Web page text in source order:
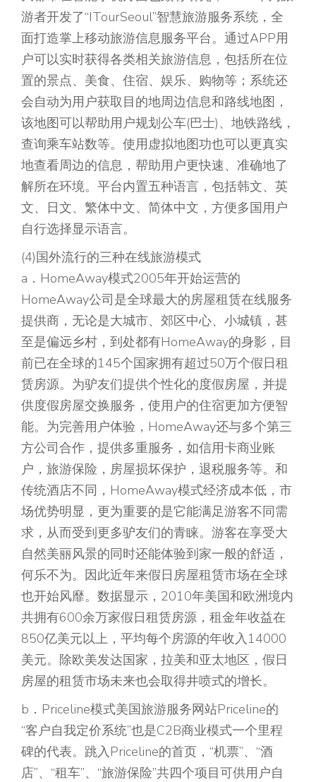
游者开发了“ITourSeoul”智慧旅游服务系统，全
面打造掌上移动旅游信息服务平台。通过APP用
户可以实时获得各类相关旅游信息，包括所在位
置的景点、美食、住宿、娱乐、购物等；系统还
会自动为用户获取目的地周边信息和路线地图，
该地图可以帮助用户规划公车(巴士)、地铁路线，
查询乘车站数等。使用虚拟地图功也可以更真实
地查看周边的信息，帮助用户更快速、准确地了
解所在环境。平台内置五种语言，包括韩文、英
文、日文、繁体中文、简体中文，方便多国用户
自行选择显示语言。
(4)国外流行的三种在线旅游模式
a．HomeAway模式2005年开始运营的
HomeAway公司是全球最大的房屋租赁在线服务
提供商，无论是大城市、郊区中心、小城镇，甚
至是偏远乡村，到处都有HomeAway的身影，目
前已在全球的145个国家拥有超过50万个假日租
赁房源。为驴友们提供个性化的度假房屋，并提
供度假房屋交换服务，使用户的住宿更加方便智
能。为完善用户体验，HomeAway还与多个第三
方公司合作，提供多重服务，如信用卡商业账
户，旅游保险，房屋损坏保护，退税服务等。和
传统酒店不同，HomeAway模式经济成本低，市
场优势明显，更为重要的是它能满足游客不同需
求，从而受到更多驴友们的青睐。游客在享受大
自然美丽风景的同时还能体验到家一般的舒适，
何乐不为。因此近年来假日房屋租赁市场在全球
也开始风靡。数据显示，2010年美国和欧洲境内
共拥有600余万家假日租赁房源，租金年收益在
850亿美元以上，平均每个房源的年收入14000
美元。除欧美发达国家，拉美和亚太地区，假日
房屋的租赁市场未来也会取得井喷式的增长。
b．Priceline模式美国旅游服务网站Priceline的
“客户自我定价系统”也是C2B商业模式一个里程
碑的代表。跳入Priceline的首页，“机票”、“酒
店”、“租车”、“旅游保险”共四个项目可供用户自